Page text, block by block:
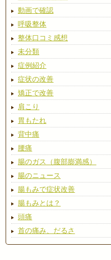
動画で確認
呼吸整体
整体口コミ感想
未分類
症例紹介
症状の改善
矯正で改善
肩こり
胃もたれ
背中痛
腰痛
腸のガス（腹部膨満感）
腸のニュース
腸もみで症状改善
腸もみとは？
頭痛
首の痛み、だるさ